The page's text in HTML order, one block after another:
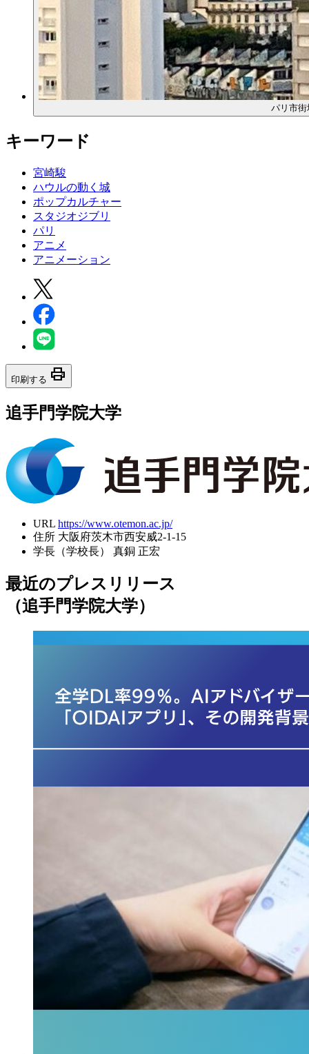
パリ市
キーワード
宮崎駿
ハウルの動く城
ポップカルチャー
スタジオジブリ
パリ
アニメ
アニメーション
印刷する print
追手門学院大学
URL https://www.otemon.ac.jp/
住所 大阪府茨木市西安威2-1-15
学長（学校長）
真銅 正宏
最近のプレスリリース
（追手門学院大学）